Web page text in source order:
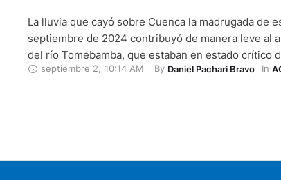
La lluvia que cayó sobre Cuenca la madrugada de
septiembre de 2024 contribuyó de manera leve al
del río Tomebamba, que estaban en estado crítico
hidrológica que azota al sur del país y que hoy
septiembre 2, 10:14 AM By Daniel Pachari Bravo In